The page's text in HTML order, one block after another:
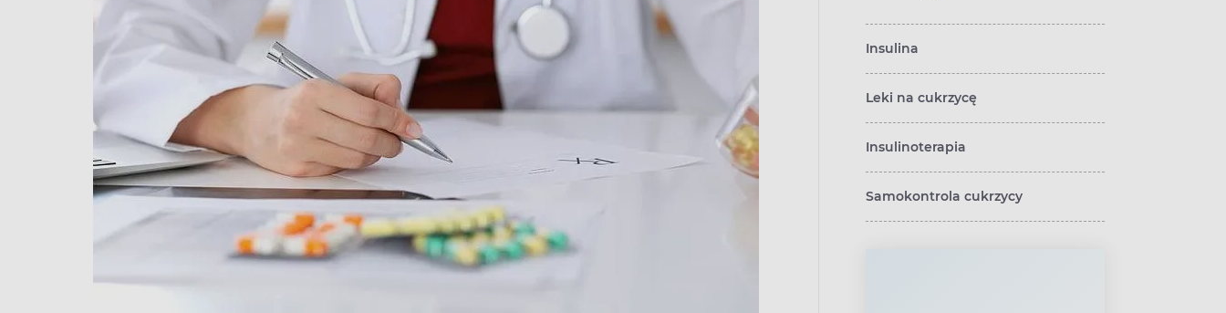
Insulina
Leki na cukrzycę
Insulinoterapia
Samokontrola cukrzycy